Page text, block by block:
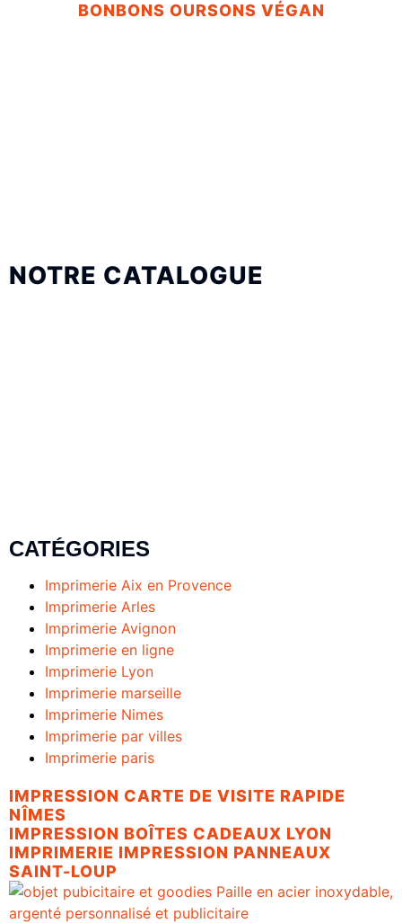
BONBONS OURSONS VÉGAN
NOTRE CATALOGUE
CATÉGORIES
Imprimerie Aix en Provence
Imprimerie Arles
Imprimerie Avignon
Imprimerie en ligne
Imprimerie Lyon
Imprimerie marseille
Imprimerie Nimes
Imprimerie par villes
Imprimerie paris
IMPRESSION CARTE DE VISITE RAPIDE
NÎMES
IMPRESSION BOÎTES CADEAUX LYON
IMPRIMERIE IMPRESSION PANNEAUX
SAINT-LOUP